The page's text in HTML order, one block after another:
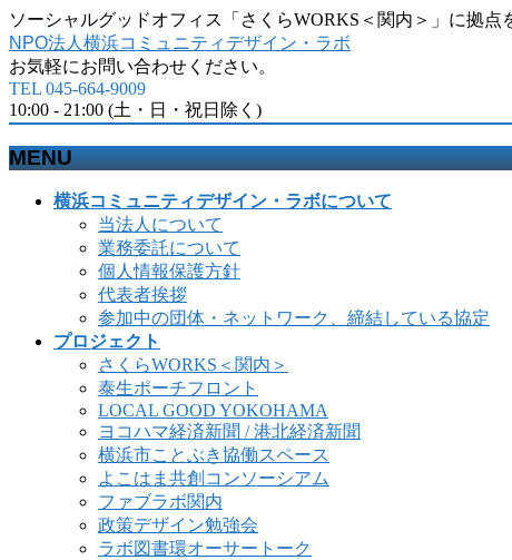
ソーシャルグッドオフィス「さくらWORKS＜関内＞」に拠
NPO法人横浜コミュニティデザイン・ラボ
お気軽にお問い合わせください。
TEL 045-664-9009
10:00 - 21:00 (土・日・祝日除く)
MENU
横浜コミュニティデザイン・ラボについて
当法人について
業務委託について
個人情報保護方針
代表者挨拶
参加中の団体・ネットワーク、締結している協定
プロジェクト
さくらWORKS＜関内＞
泰生ポーチフロント
LOCAL GOOD YOKOHAMA
ヨコハマ経済新聞 / 港北経済新聞
横浜市ことぶき協働スペース
よこはま共創コンソーシアム
ファブラボ関内
政策デザイン勉強会
ラボ図書環オーサートーク